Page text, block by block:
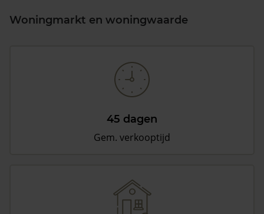
Woningmarkt en woningwaarde
45 dagen
Gem. verkooptijd